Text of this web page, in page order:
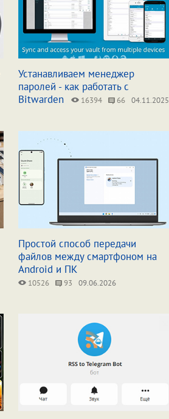
Устанавливаем менеджер
паролей - как работать с
Bitwarden
16394 66 04.11.2025
Простой способ передачи
файлов между смартфоном на
Android и ПК
10526 93 09.06.2026